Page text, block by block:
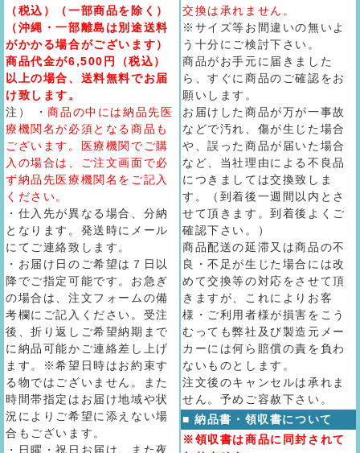
（税込）（一部商品を除く）
（沖縄・一部離島は別途送料
がかかる場合がございます）
商品代金が6,500円（税込）
以上の場合、送料無料でお届
け致します。
注） ・商品の中には納品先医
療機関名が必須となる商品も
ございます。医療機関でご購
入の場合は、ご注文画面で必
ず納品先医療機関名をご記入
ください。
・仕入先が異なる場合、分納
となります。発送時にメール
にてご連絡致します。
・お届け日のご希望は７日以
降でご指定可能です。お急ぎ
の場合は、注文フォームの備
考欄にご記入ください。受注
後、折り返しご希望納期まで
に納品可能かご連絡差し上げ
ます。※希望日時はお約束す
る物ではございません。また
時間帯指定はお届け地域や状
況によりご希望に添えない場
合もございます。
・日曜・祝日お届け、また夜
交換は承れません。
※サイズ等お間違いの無いよ
う十分にご検討下さい。
商品がお手元に届きました
ら、すぐに商品のご確認をお
願いします。
お届けした商品が万が一事故
などで汚れ、傷が生じた場合
や、誤った商品が届いた場合
など、当社理由による不良品
につきましては交換致しま
す。（到着後一週間以内とさ
せて頂きます。到着後よくご
確認下さい。）
商品配送の延滞又は商品の不
良・不足が生じた場合には改
めて交換等の対応をさせて頂
きますが、これによりお客
様・ご利用者様が損害をこう
むっても弊社及び製造元メー
カーには何ら賠償の責を負わ
ないものとします。
注文後のキャンセルは承れま
せん。予めご容赦下さい。
■ 納品書・領収書について
※領収書は商品に同封されて